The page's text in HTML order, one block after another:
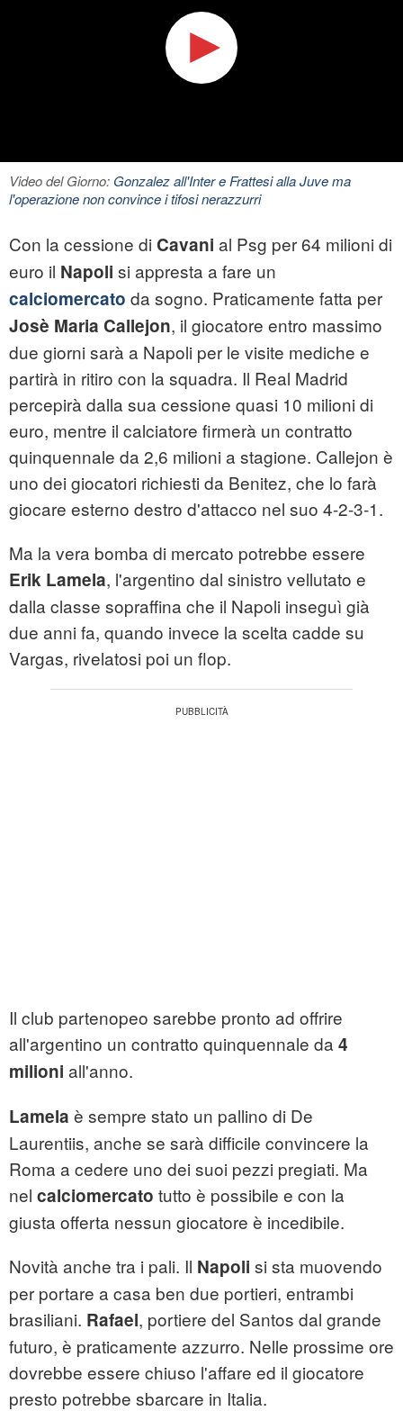
Video del Giorno: Gonzalez all'Inter e Frattesi alla Juve ma
l'operazione non convince i tifosi nerazzurri
Con la cessione di Cavani al Psg per 64 milioni di
euro il Napoli si appresta a fare un
calciomercato da sogno. Praticamente fatta per
Josè Maria Callejon, il giocatore entro massimo
due giorni sarà a Napoli per le visite mediche e
partirà in ritiro con la squadra. Il Real Madrid
percepirà dalla sua cessione quasi 10 milioni di
euro, mentre il calciatore firmerà un contratto
quinquennale da 2,6 milioni a stagione. Callejon è
uno dei giocatori richiesti da Benitez, che lo farà
giocare esterno destro d'attacco nel suo 4-2-3-1.
Ma la vera bomba di mercato potrebbe essere
Erik Lamela, l'argentino dal sinistro vellutato e
dalla classe sopraffina che il Napoli inseguì già
due anni fa, quando invece la scelta cadde su
Vargas, rivelatosi poi un flop.
Il club partenopeo sarebbe pronto ad offrire
all'argentino un contratto quinquennale da 4
milioni all'anno.
Lamela è sempre stato un pallino di De
Laurentiis, anche se sarà difficile convincere la
Roma a cedere uno dei suoi pezzi pregiati. Ma
nel calciomercato tutto è possibile e con la
giusta offerta nessun giocatore è incedibile.
Novità anche tra i pali. Il Napoli si sta muovendo
per portare a casa ben due portieri, entrambi
brasiliani. Rafael, portiere del Santos dal grande
futuro, è praticamente azzurro. Nelle prossime ore
dovrebbe essere chiuso l'affare ed il giocatore
presto potrebbe sbarcare in Italia.